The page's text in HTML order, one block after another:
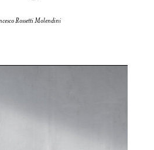
Rossetti Molendini